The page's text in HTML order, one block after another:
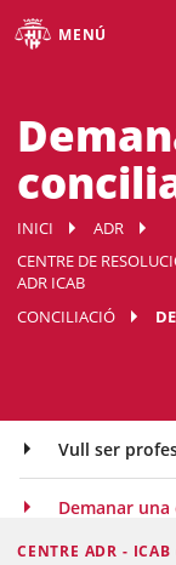
MENÚ
INICI
ADR
CENTRE DE
ADR ICAB
CONCILIACIÓ
Vull ser
Demanar
CENTRE ADR -